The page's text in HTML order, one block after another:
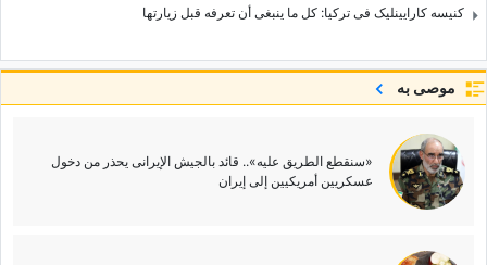
کنیسه کارایینلیک فی ترکیا: کل ما ینبغی أن تعرفه قبل زیارتها
موصى به
«سنقطع الطریق علیه».. قائد بالجیش الإیرانی یحذر من دخول
عسکریین أمریکیین إلى إیران